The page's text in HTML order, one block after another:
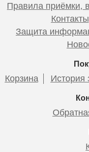
Правила приёмки,
Контакты
Защита
Корзина История